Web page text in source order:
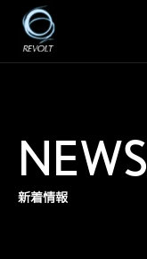
NEWS
新着情報